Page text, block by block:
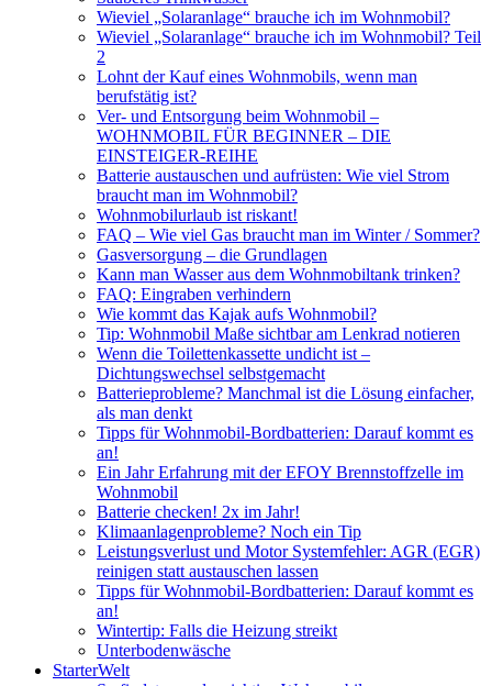
Wieviel „Solaranlage“ brauche ich im Wohnmobil?
Wieviel „Solaranlage“ brauche ich im Wohnmobil? Teil
2
Lohnt der Kauf eines Wohnmobils, wenn man
berufstätig ist?
Ver- und Entsorgung beim Wohnmobil –
WOHNMOBIL FÜR BEGINNER – DIE
EINSTEIGER-REIHE
Batterie austauschen und aufrüsten: Wie viel Strom
braucht man im Wohnmobil?
Wohnmobilurlaub ist riskant!
FAQ – Wie viel Gas braucht man im Winter / Sommer?
Gasversorgung – die Grundlagen
Kann man Wasser aus dem Wohnmobiltank trinken?
FAQ: Eingraben verhindern
Wie kommt das Kajak aufs Wohnmobil?
Tip: Wohnmobil Maße sichtbar am Lenkrad notieren
Wenn die Toilettenkassette undicht ist –
Dichtungswechsel selbstgemacht
Batterieprobleme? Manchmal ist die Lösung einfacher,
als man denkt
Tipps für Wohnmobil-Bordbatterien: Darauf kommt es
an!
Ein Jahr Erfahrung mit der EFOY Brennstoffzelle im
Wohnmobil
Batterie checken! 2x im Jahr!
Klimaanlagenprobleme? Noch ein Tip
Leistungsverlust und Motor Systemfehler: AGR (EGR)
reinigen statt austauschen lassen
Tipps für Wohnmobil-Bordbatterien: Darauf kommt es
an!
Wintertip: Falls die Heizung streikt
Unterbodenwäsche
StarterWelt